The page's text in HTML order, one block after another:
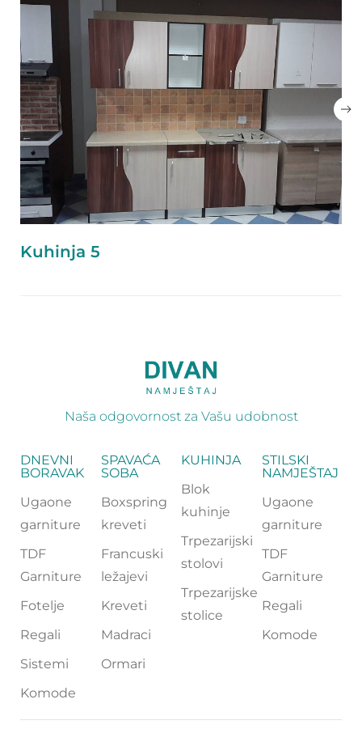
Kuhinja 5
Naša odgovornost za Vašu udobnost
DNEVNI
BORAVAK
Ugaone
garniture
TDF
Garniture
Fotelje
Regali
Sistemi
Komode
SPAVAĆA
SOBA
Boxspring
kreveti
Francuski
ležajevi
Kreveti
Madraci
Ormari
KUHINJA
Blok
kuhinje
Trpezarijski
stolovi
Trpezarijske
stolice
STILSKI
NAMJEŠTAJ
Ugaone
garniture
TDF
Garniture
Regali
Komode